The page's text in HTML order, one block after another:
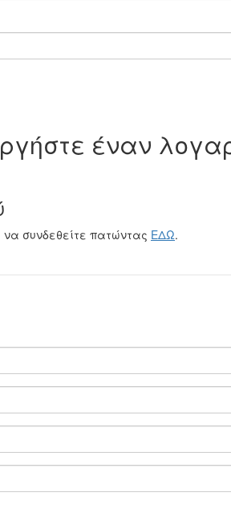
έναν
συνδεθείτε πατώντας ΕΔΩ.